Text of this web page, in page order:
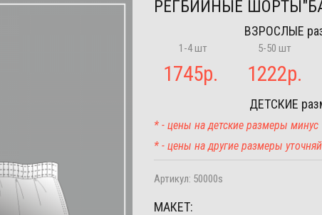
РЕГБИЙНЫЕ
ВЗРОСЛЫЕ
1-4 шт 5-50 шт
1745р. 1222р.
ДЕТСКИЕ
* - цены на детские размеры минус
* - цены на другие размеры
Артикул: 50000s
МАКЕТ: